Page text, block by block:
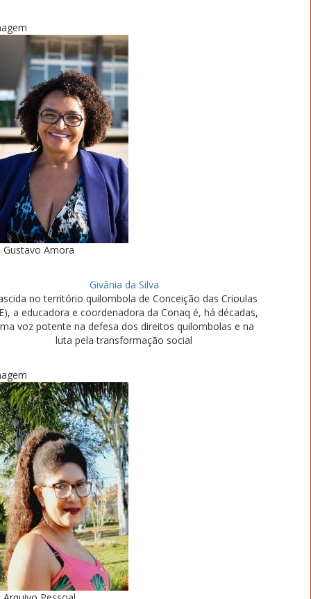
Gustavo Amora
Givânia da Silva
no território quilombola de Conceição das Crioulas
a educadora e coordenadora da Conaq é, há décadas,
voz potente na defesa dos direitos quilombolas e na
luta pela transformação social